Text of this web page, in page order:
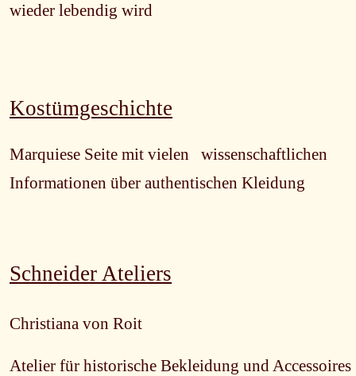
wieder lebendig wird
Kostümgeschichte
Marquiese Seite mit vielen wissenschaftlichen
Informationen über authentischen Kleidung
Schneider Ateliers
Christiana von Roit
Atelier für historische Bekleidung und Accessoires